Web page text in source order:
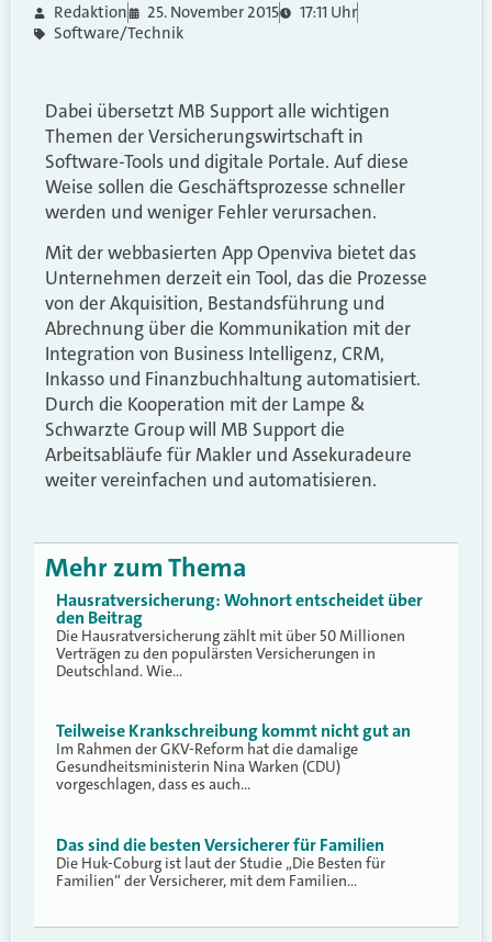
Redaktion 25. November 2015
17:11 Uhr
Software/Technik
Dabei übersetzt MB Support alle wichtigen
Themen der Versicherungswirtschaft in
Software-Tools und digitale Portale. Auf diese
Weise sollen die Geschäftsprozesse schneller
werden und weniger Fehler verursachen.
Mit der webbasierten App Openviva bietet das
Unternehmen derzeit ein Tool, das die Prozesse
von der Akquisition, Bestandsführung und
Abrechnung über die Kommunikation mit der
Integration von Business Intelligenz, CRM,
Inkasso und Finanzbuchhaltung automatisiert.
Durch die Kooperation mit der Lampe &
Schwarzte Group will MB Support die
Arbeitsabläufe für Makler und Assekuradeure
weiter vereinfachen und automatisieren.
Mehr zum Thema
Hausratversicherung: Wohnort entscheidet über
den Beitrag
Die Hausratversicherung zählt mit über 50 Millionen
Verträgen zu den populärsten Versicherungen in
Deutschland. Wie…
Teilweise Krankschreibung kommt nicht gut an
Im Rahmen der GKV-Reform hat die damalige
Gesundheitsministerin Nina Warken (CDU)
vorgeschlagen, dass es auch…
Das sind die besten Versicherer für Familien
Die Huk-Coburg ist laut der Studie „Die Besten für
Familien“ der Versicherer, mit dem Familien…